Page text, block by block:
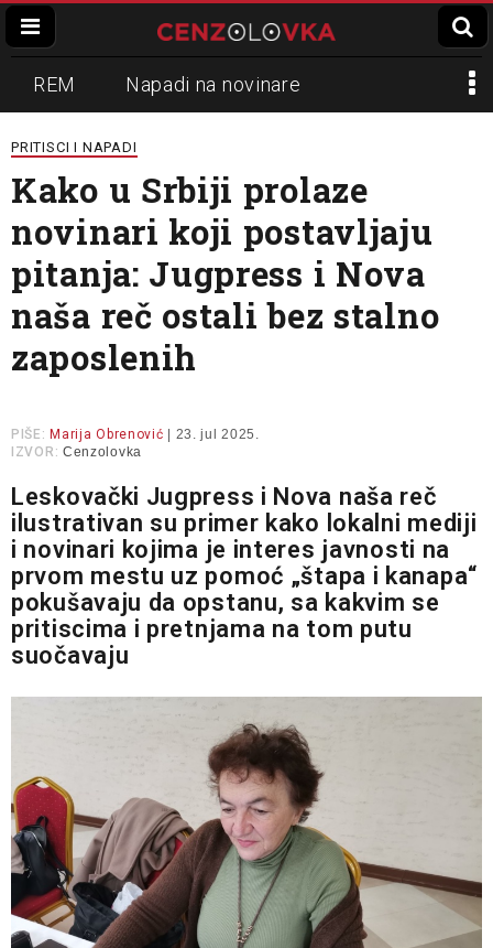
REM Napadi na novinare
Zvučni top
Propaganda Lokalni mediji
Informer Slavko Ćuruvija
PRITISCI I NAPADI
Kako u Srbiji prolaze
novinari koji postavljaju
pitanja: Jugpress i Nova
naša reč ostali bez stalno
zaposlenih
PIŠE: Marija Obrenović | 23. jul 2025.
IZVOR: Cenzolovka
Leskovački Jugpress i Nova naša reč
ilustrativan su primer kako lokalni mediji
i novinari kojima je interes javnosti na
prvom mestu uz pomoć „štapa i kanapa“
pokušavaju da opstanu, sa kakvim se
pritiscima i pretnjama na tom putu
suočavaju